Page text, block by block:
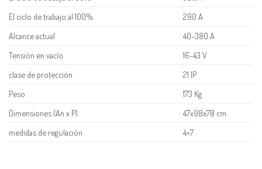
El ciclo de trabajo al 100%
290 A
Alcance actual
40-380 A
Tensión en vacío
16-43 V
clase de protección
21 IP
Peso
173 Kg
Dimensiones (An x P)
47x98x78 cm
medidas de regulación
4×7